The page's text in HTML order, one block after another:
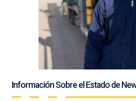
Información Sobre el Estado de